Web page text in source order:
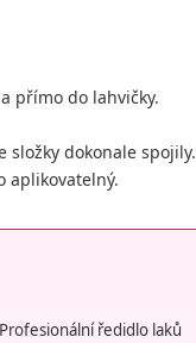
přímo do lahvičky.
složky dokonale spojily.
aplikovatelný.
Profesionální ředidlo laků